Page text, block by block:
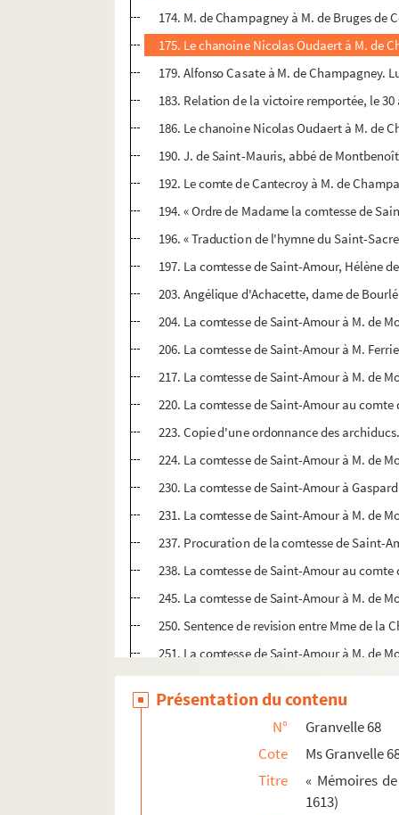
174. M. de Champagney à M. de Bruges de
175. Le chanoine Nicolas Oudaert à M. de
179. Alfonso Casate à M. de Champagney.
183. Relation de la victoire remportée, le
186. Le chanoine Nicolas Oudaert à M. de
190. J. de Saint-Mauris, abbé de
192. Le comte de Cantecroy à M. de
194. « Ordre de Madame la comtesse de
196. « Traduction de l'hymne du Saint-
197. La comtesse de Saint-Amour, Hélène
203. Angélique d'Achacette, dame de
204. La comtesse de Saint-Amour à M. de
206. La comtesse de Saint-Amour à M.
217. La comtesse de Saint-Amour à M. de
220. La comtesse de Saint-Amour au
223. Copie d'une ordonnance des
224. La comtesse de Saint-Amour à M. de
230. La comtesse de Saint-Amour à
231. La comtesse de Saint-Amour à M. de
237. Procuration de la comtesse de Saint-
238. La comtesse de Saint-Amour au
245. La comtesse de Saint-Amour à M. de
250. Sentence de revision entre Mme de la
251. La comtesse de Saint-Amour à M. de
Ms Granvelle 73. « Lettres et papiers des
Présentation du contenu
N°
Granvelle 68
Cote
Ms Granvelle
Titre
« Mémoires
1613)